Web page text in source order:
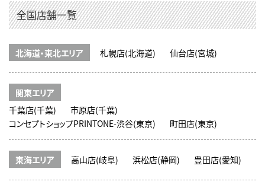
全国店舗一覧
北海道・東北エリア 札幌店(北海道) 仙台店(宮城)
関東エリア
千葉店(千葉)
市原店(千葉)
コンセプトショップPRINTONE-渋谷(東京)
町田店(東京)
東海エリア 高山店(岐阜) 浜松店(静岡) 豊田店(愛知)